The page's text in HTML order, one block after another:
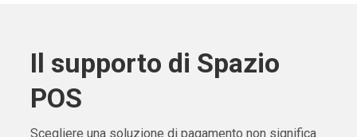
Il supporto di Spazio
POS
Scegliere una soluzione di pagamento non significa